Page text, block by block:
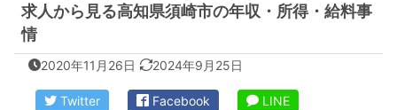
求人から見る高知県須崎市の年収・所得・給料事
情
2020年11月26日 2024年9月25日
Twitter Facebook LINE